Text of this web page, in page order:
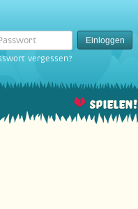
Einloggen
vergessen?
Spielen!